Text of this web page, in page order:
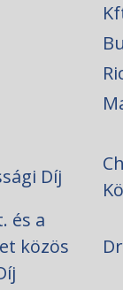
Díj
és a
közös